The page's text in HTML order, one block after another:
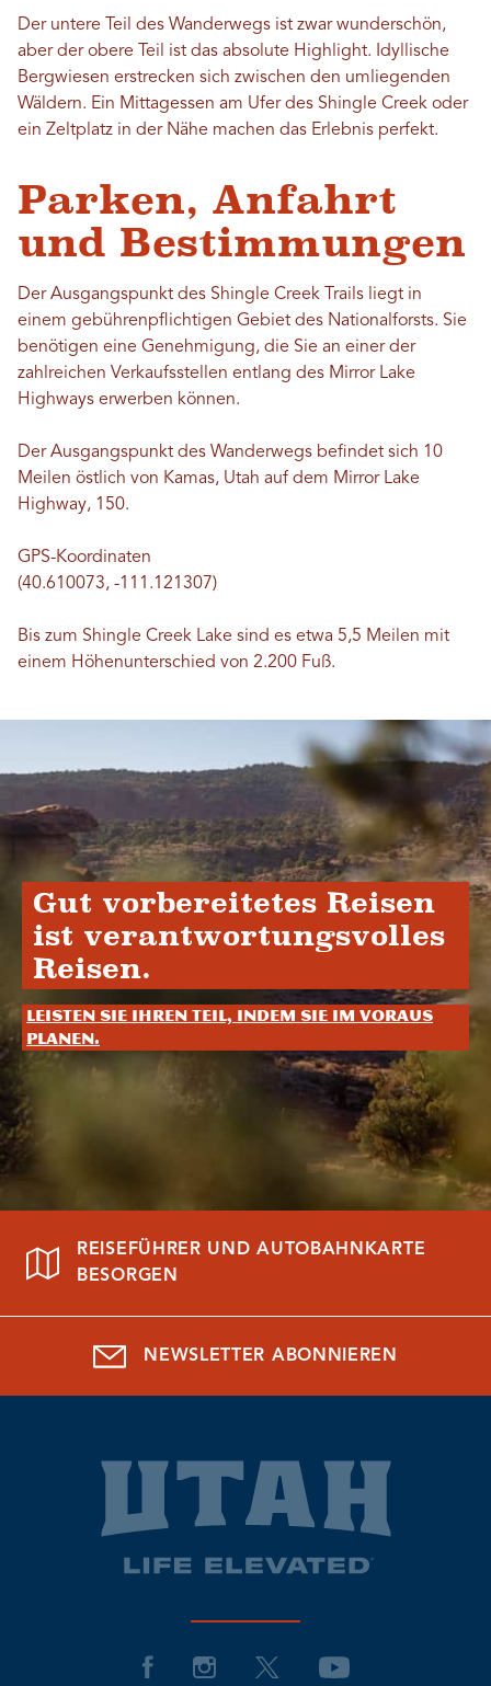
Der untere Teil des Wanderwegs ist zwar wunderschön,
aber der obere Teil ist das absolute Highlight. Idyllische
Bergwiesen erstrecken sich zwischen den umliegenden
Wäldern. Ein Mittagessen am Ufer des Shingle Creek oder
ein Zeltplatz in der Nähe machen das Erlebnis perfekt.
Parken, Anfahrt
und Bestimmungen
Der Ausgangspunkt des Shingle Creek Trails liegt in
einem gebührenpflichtigen Gebiet des Nationalforsts. Sie
benötigen eine Genehmigung, die Sie an einer der
zahlreichen Verkaufsstellen entlang des Mirror Lake
Highways erwerben können.
Der Ausgangspunkt des Wanderwegs befindet sich 10
Meilen östlich von Kamas, Utah auf dem Mirror Lake
Highway, 150.
GPS-Koordinaten
(40.610073, -111.121307)
Bis zum Shingle Creek Lake sind es etwa 5,5 Meilen mit
einem Höhenunterschied von 2.200 Fuß.
Gut vorbereitetes Reisen
ist verantwortungsvolles
Reisen.
Leisten Sie Ihren Teil, indem Sie im Voraus
planen.
REISEFÜHRER UND AUTOBAHNKARTE
BESORGEN
NEWSLETTER ABONNIEREN